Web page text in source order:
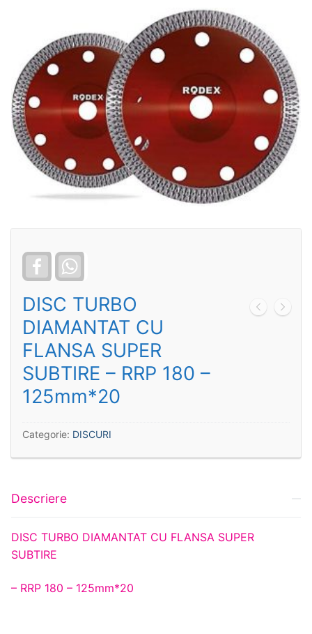
Facebook
DISC TURBO
DIAMANTAT CU
FLANSA SUPER
SUBTIRE – RRP 180 –
125mm*20
Categorie: DISCURI
Descriere
DISC TURBO DIAMANTAT CU FLANSA SUPER
SUBTIRE
– RRP 180 – 125mm*20